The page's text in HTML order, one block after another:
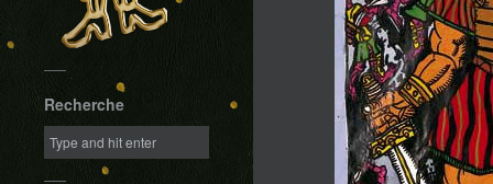
Recherche